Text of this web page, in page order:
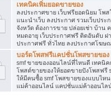
เทคนิคเพิ่มยอดขายของ
ลงประกาศขาย เว็บฟรียอดนิยม โพ
แนะนำเว็บ ลงประกาศ รวมเว็บปร
จังหวัด ต้องการขาย ปล่อยเช่า บ้า
หมดอายุ เว็บประกาศฟรี ติดอันดับ ฝ
ประกาศฟรี ทั่วไทย ลงประกาศโฆษ
บอร์ดโพสฟรีแคปชั่นโพสขายของ
smf ขายของออนไลน์ที่ไหนดี เทคนิ
โพสต์ขายของให้ยอดขายปังโพสฟรี
ให้มีคนซื้อ smf โพสขายของแบบไห
แม่ค้าออนไลน์ แคปชั่นแม่ค้าออนไล